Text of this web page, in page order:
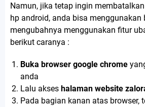
Namun, jika tetap ingin
hp android, anda bisa menggunakan
mengubahnya menggunakan fitur
berikut caranya :
Buka browser google chrome
anda
Lalu akses halaman website
Pada bagian kanan atas browser,